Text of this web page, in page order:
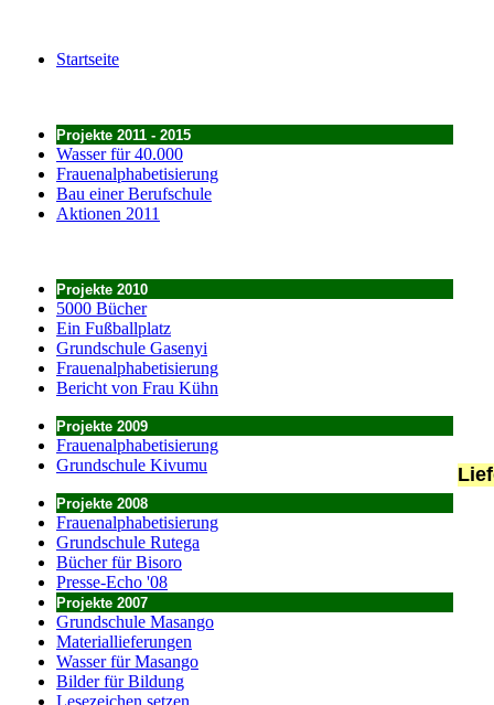
Startseite
Projekte 2011 - 2015
Wasser für 40.000
Frauenalphabetisierung
Bau einer Berufschule
Aktionen 2011
Projekte 2010
5000 Bücher
Ein Fußballplatz
Grundschule Gasenyi
Frauenalphabetisierung
Bericht von Frau Kühn
Projekte 2009
Frauenalphabetisierung
Grundschule Kivumu
Projekte 2008
Frauenalphabetisierung
Grundschule Rutega
Bücher für Bisoro
Presse-Echo '08
Projekte 2007
Grundschule Masango
Materiallieferungen
Wasser für Masango
Bilder für Bildung
Lesezeichen setzen